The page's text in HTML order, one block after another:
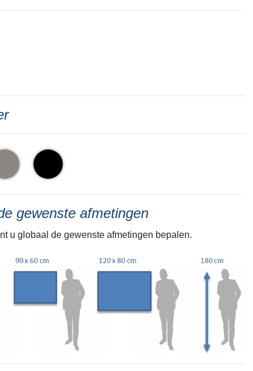
gewenste afmetingen
u globaal de gewenste afmetingen bepalen.